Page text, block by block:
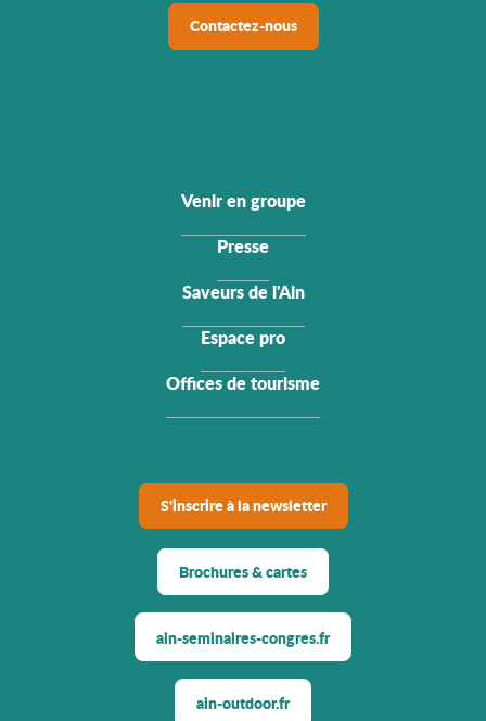
Contactez-nous
Venir en groupe
Presse
Saveurs de l'Ain
Espace pro
Offices de tourisme
S'inscrire à la newsletter
Brochures & cartes
ain-seminaires-congres.fr
ain-outdoor.fr